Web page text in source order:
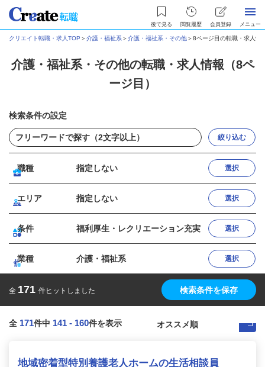
後で見る 閲覧履歴 会員登録 メニュー
クリエイト転職・求人TOP ＞介護・福祉系＞介護・福祉系・その他＞8ページ目の転職・求人情
介護・福祉系・その他の転職・求人情報（8ペ
ージ目）
検索条件の設定
絞り込む
職種 指定しない 選択
エリア 指定しない 選択
条件 福利厚生・レクリエーション充実 選択
業種 介護・福祉系 選択
全 171 件ヒットしました 検索条件を保存
全 171件中 141 - 160件を表示
地域密着型特別養護老人ホームの生活相談員